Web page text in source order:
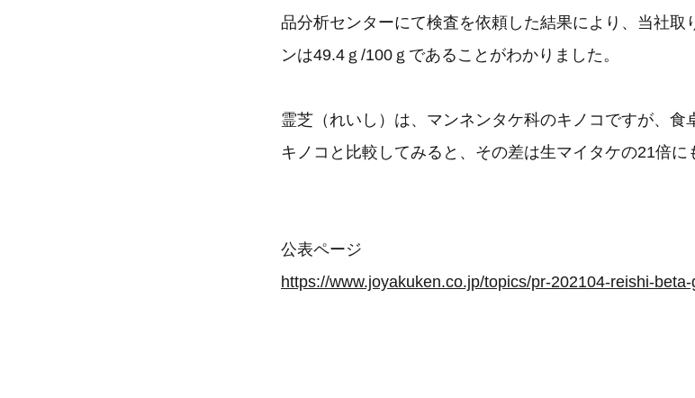
品分析センターにて検査を依頼した結果により、当社取
ンは49.4ｇ/100ｇであることがわかりました。
霊芝（れいし）は、マンネンタケ科のキノコですが、食
キノコと比較してみると、その差は生マイタケの21倍に
公表ページ
https://www.joyakuken.co.jp/topics/pr-202104-reishi-beta-